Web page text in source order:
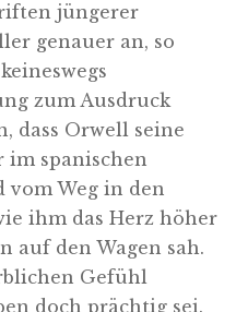
jüngerer
genauer an, so
zum Ausdruck
dass Orwell seine
im spanischen
vom Weg in den
ihm das Herz höher
auf den Wagen sah.
Gefühl
doch prächtig sei.